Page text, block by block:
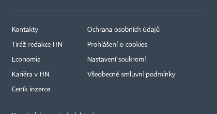
Kontakty
Tiráž redakce HN
Economia
Kariéra v HN
Ceník inzerce
Ochrana osobních údajů
Prohlášení o cookies
Nastavení soukromí
Všeobecné smluvní podmínky